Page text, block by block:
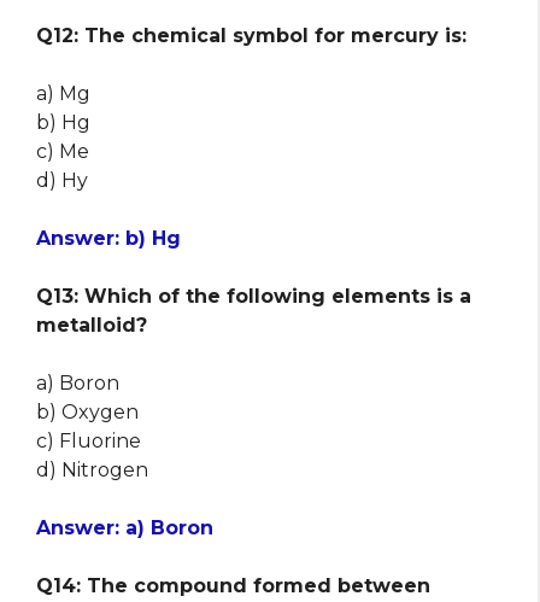
Q12: The chemical symbol for mercury is:
a) Mg
b) Hg
c) Me
d) Hy
Answer: b) Hg
Q13: Which of the following elements is a
metalloid?
a) Boron
b) Oxygen
c) Fluorine
d) Nitrogen
Answer: a) Boron
Q14: The compound formed between